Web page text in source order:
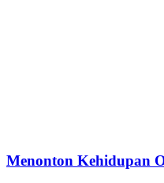
Menonton Kehidupan